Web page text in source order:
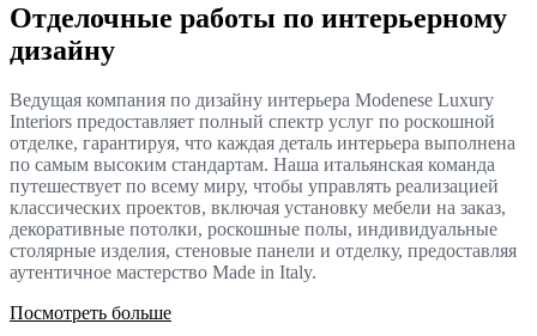
Отделочные работы по интерьерному
дизайну
Ведущая компания по дизайну интерьера Modenese Luxury
Interiors предоставляет полный спектр услуг по роскошной
отделке, гарантируя, что каждая деталь интерьера выполнена
по самым высоким стандартам. Наша итальянская команда
путешествует по всему миру, чтобы управлять реализацией
классических проектов, включая установку мебели на заказ,
декоративные потолки, роскошные полы, индивидуальные
столярные изделия, стеновые панели и отделку, предоставляя
аутентичное мастерство Made in Italy.
Посмотреть больше